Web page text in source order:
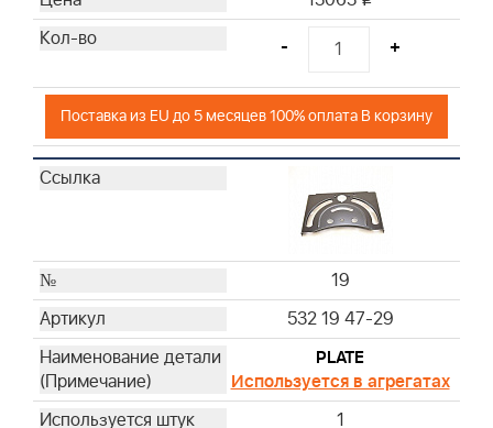
- +
Поставка из EU до 5 месяцев 100% оплата В корзину
19
532 19 47-29
PLATE
Используется в агрегатах
1